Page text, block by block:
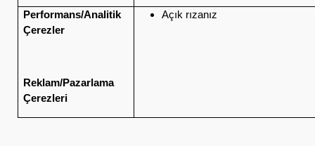
Performans/Analitik
Çerezler
Reklam/Pazarlama
Çerezleri
Açık rızanız